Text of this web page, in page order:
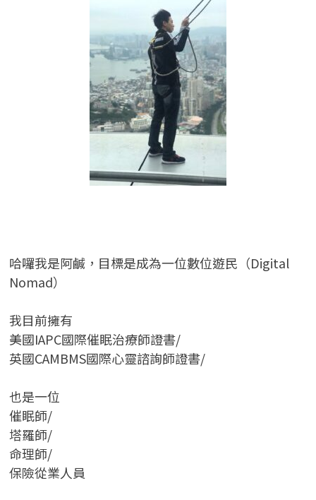
哈囉我是阿鹹，目標是成為一位數位遊民（Digital
Nomad）
我目前擁有
美國IAPC國際催眠治療師證書/
英國CAMBMS國際心靈諮詢師證書/
也是一位
催眠師/
塔羅師/
命理師/
保險從業人員